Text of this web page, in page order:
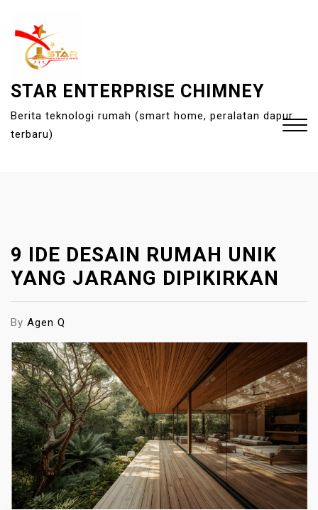
STAR ENTERPRISE CHIMNEY
Berita teknologi rumah (smart home, peralatan dapur
terbaru)
9 IDE DESAIN RUMAH UNIK
YANG JARANG DIPIKIRKAN
By Agen Q